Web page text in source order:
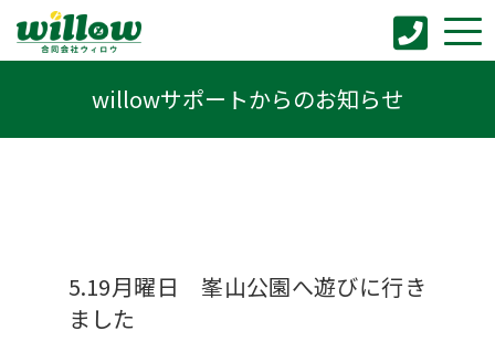
willowサポートからのお知らせ
5.19月曜日 峯山公園へ遊びに行き
ました